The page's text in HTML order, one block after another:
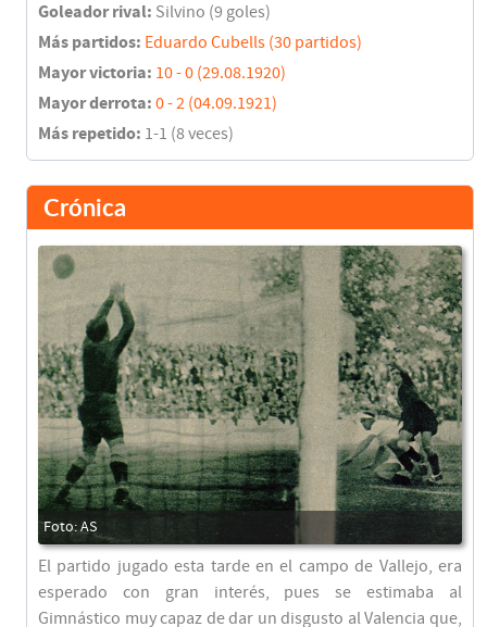
Goleador rival: Silvino (9 goles)
Más partidos: Eduardo Cubells (30 partidos)
Mayor victoria: 10 - 0 (29.08.1920)
Mayor derrota: 0 - 2 (04.09.1921)
Más repetido: 1-1 (8 veces)
Crónica
El partido jugado esta tarde en el campo de Vallejo, era
esperado con gran interés, pues se estimaba al
Gimnástico muy capaz de dar un disgusto al Valencia que,